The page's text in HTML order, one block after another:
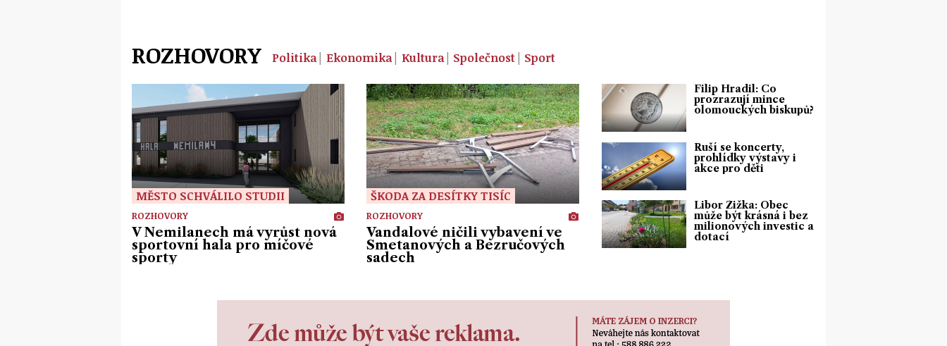
ROZHOVORY Politika Ekonomika Kultura Společnost Sport
MĚSTO SCHVÁLILO STUDII
ROZHOVORY
V Nemilanech má vyrůst nová
sportovní hala pro míčové
sporty
ŠKODA ZA DESÍTKY TISÍC
ROZHOVORY
Vandalové ničili vybavení ve
Smetanových a Bezručových
sadech
Filip Hradil: Co
prozrazují mince
olomouckých biskupů?
Ruší se koncerty,
prohlídky výstavy i
akce pro děti
Libor Žižka: Obec
může být krásná i bez
milionových investic a
dotací